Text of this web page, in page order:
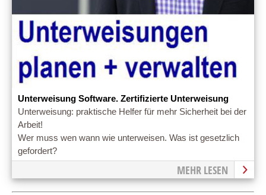
Unterweisung Software. Zertifizierte Unterweisung
Unterweisung: praktische Helfer für mehr Sicherheit bei der
Arbeit!
Wer muss wen wann wie unterweisen. Was ist gesetzlich
gefordert?
MEHR LESEN